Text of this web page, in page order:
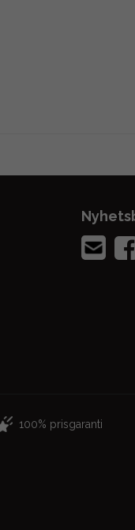
100% prisgaranti